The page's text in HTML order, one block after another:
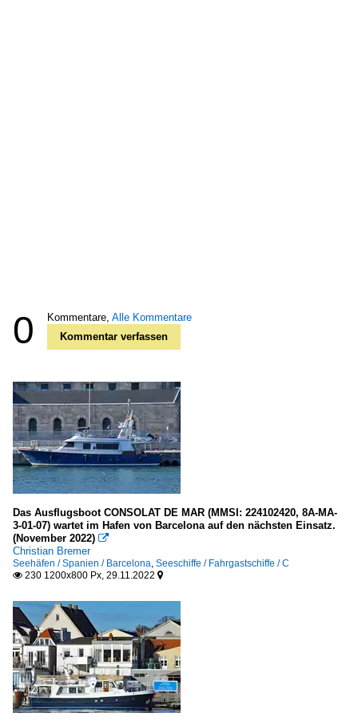
0 Kommentare, Alle Kommentare
Kommentar verfassen
Das Ausflugsboot CONSOLAT DE MAR (MMSI: 224102420, 8A-MA-
3-01-07) wartet im Hafen von Barcelona auf den nächsten Einsatz.
(November 2022) 
Christian Bremer
Seehäfen / Spanien / Barcelona, Seeschiffe / Fahrgastschiffe / C
 230 1200x800 Px, 29.11.2022 